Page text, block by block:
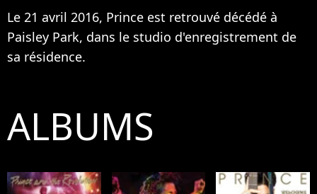
Le 21 avril 2016, Prince est retrouvé décédé à
Paisley Park, dans le studio d'enregistrement de
sa résidence.
ALBUMS